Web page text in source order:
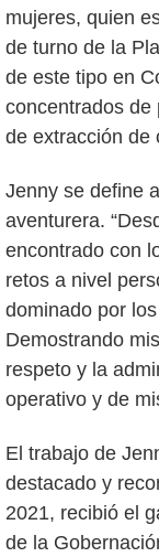
mujeres, quien
de turno de la
de este tipo en
concentrados de
de extracción de
Jenny se define
aventurera.
encontrado con
retos a nivel
dominado por
Demostrando
respeto y la
operativo y de
El trabajo de
destacado y
2021, recibió el
de la